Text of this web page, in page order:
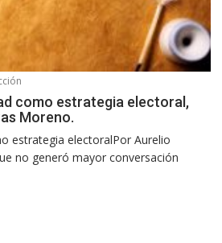
como estrategia electoral,
Moreno.
estrategia electoralPor Aurelio
no generó mayor conversación